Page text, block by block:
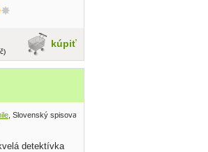
kúpiť
, Slovenský spisovateľ 1966
detektívka